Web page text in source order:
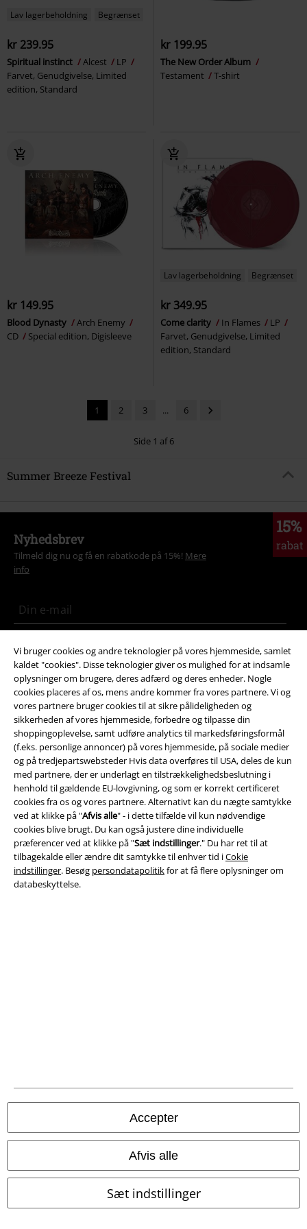
Vi bruger cookies og andre teknologier på vores hjemmeside, samlet
kaldet "cookies". Disse teknologier giver os mulighed for at indsamle
oplysninger om brugere, deres adfærd og deres enheder. Nogle
cookies placeres af os, mens andre kommer fra vores partnere. Vi og
vores partnere bruger cookies til at sikre pålideligheden og
sikkerheden af ​​vores hjemmeside, forbedre og tilpasse din
shoppingoplevelse, samt udføre analytics til markedsføringsformål
(f.eks. personlige annoncer) på vores hjemmeside, på sociale medier
og på tredjepartswebsteder Hvis data overføres til USA, deles de kun
med partnere, der er underlagt en tilstrækkelighedsbeslutning i
henhold til gældende EU-lovgivning, og som er korrekt certificeret
cookies fra os og vores partnere. Alternativt kan du nægte samtykke
ved at klikke på "Afvis alle" - i dette tilfælde vil kun nødvendige
cookies blive brugt. Du kan også justere dine individuelle
præferencer ved at klikke på "Sæt indstillinger." Du har ret til at
tilbagekalde eller ændre dit samtykke til enhver tid iCokie
indstillinger. Besøg persondatapolitikfor at få flere oplysninger om
databeskyttelse.
Accepter
Afvis alle
Sæt indstillinger
Lav lagerbeholdning Begrænset
kr 239.95
Spiritual instinct Alcest
LP
Farvet, Genudgivelse, Limited
edition, Standard
kr 199.95
The New Order Album
Testament
T-shirt
kr 149.95
Blood Dynasty
Arch Enemy
CD
Special edition, Digisleeve
Lav lagerbeholdning Begrænset
kr 349.95
Come clarity In Flames
LP
Farvet, Genudgivelse, Limited
edition, Standard
1 2 3 ... 6
Side 1 af 6
Summer Breeze Festival
15%
rabat
Nyhedsbrev
Tilmeld dig nu og få en rabatkode på 15%! Mere
info
Jeg giver hermed samtykke til at modtage EMP Nyhedsbrevet og
jegaccepterer, at EMP Mail Order UK Ltd må behandle mine
personoplysninger til at sende mig regelmæssige opdateringer om deres
produkter. Mine personoplysninger vil blive behandlet i
overensstemmelse med bestemmelserne iData Privacy Policy. Jeg
forstår, at jeg til enhver tid kan trække mit samtykke tilbage ved at give
besked til EMP Mail Order UK Ltd.
Klik herfor at afmelde nyhedsbrevet.
Tilmeld
*Gyldig i 4 uger. Kan ikke kombineres med andre koder/kampagner.
Rabatten fratrækkes efter korrekt indløsning af rabatkoden i varekurven
inden checkout. Medier, gavekort, bøger, Rammstein, (Till) Lindemann,
Die Ärzte, Die Toten Hosen, Feine Sahne Fischfilet, Broilers, Böhse
Onkelz og varer med en donation til velgørenhed i prisen, er undtaget
rabat.
Kundeservice
Returpolitik
Returnér en vare
Generel størrelsesguide